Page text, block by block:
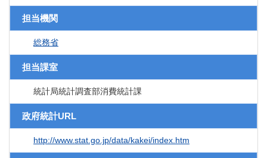
担当機関
総務省
担当課室
統計局統計調査部消費統計課
政府統計URL
http://www.stat.go.jp/data/kakei/index.htm